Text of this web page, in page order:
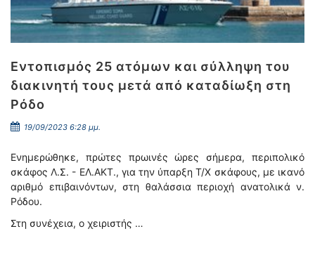
Εντοπισμός 25 ατόμων και σύλληψη του
διακινητή τους μετά από καταδίωξη στη
Ρόδο
19/09/2023 6:28 μμ.
Ενημερώθηκε, πρώτες πρωινές ώρες σήμερα, περιπολικό
σκάφος Λ.Σ. - ΕΛ.ΑΚΤ., για την ύπαρξη Τ/Χ σκάφους, με ικανό
αριθμό επιβαινόντων, στη θαλάσσια περιοχή ανατολικά ν.
Ρόδου.
Στη συνέχεια, ο χειριστής …